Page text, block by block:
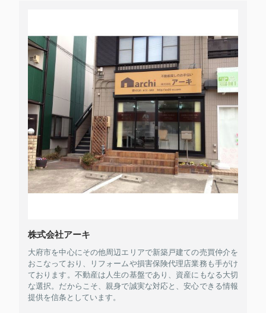
株式会社アーキ
大府市を中心にその他周辺エリアで新築戸建ての売買仲介を
おこなっており、リフォームや損害保険代理店業務も手がけ
ております。不動産は人生の基盤であり、資産にもなる大切
な選択。だからこそ、親身で誠実な対応と、安心できる情報
提供を信条としています。